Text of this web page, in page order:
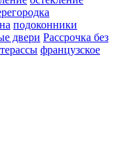
подоконники
двери Рассрочка без
терассы французское